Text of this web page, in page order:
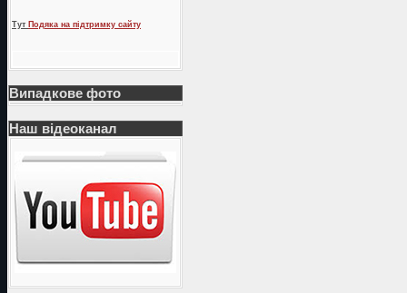
Тут Подяка на підтримку сайту
Випадкове фото
Наш відеоканал